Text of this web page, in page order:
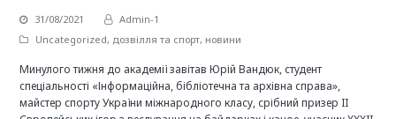
31/08/2021
Admin-1
Uncategorized, дозвілля та спорт, новини
Минулого тижня до академії завітав Юрій Вандюк, студент
спеціальності «Інформаційна, бібліотечна та архівна справа»,
майстер спорту України міжнародного класу, срібний призер II